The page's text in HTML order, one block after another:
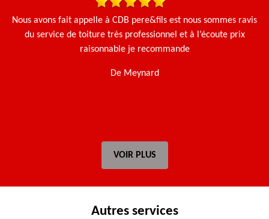
Nous avons fait appelle à CDB pere&fils est nous sommes ravis
du service de toiture très professionnel et à l’écoute prix
raisonnable je recommande
De Meynard
VOIR PLUS
Autres services